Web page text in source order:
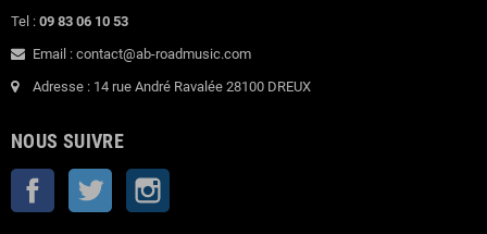
Tel : 09 83 06 10 53
Email : contact@ab-roadmusic.com
Adresse : 14 rue André Ravalée 28100 DREUX
NOUS SUIVRE
Facebook Twitter